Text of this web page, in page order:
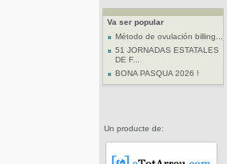
Va ser popular
Método de ovulación billing...
51 JORNADAS ESTATALES
DE F...
BONA PASQUA 2026 !
Un producte de: